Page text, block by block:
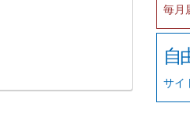
毎月
自
サイ